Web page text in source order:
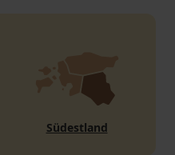
Südestland